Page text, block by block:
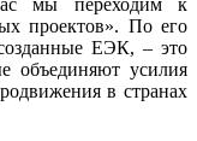
проектов». По его
ЕЭК, – это
объединяют усилия
в странах